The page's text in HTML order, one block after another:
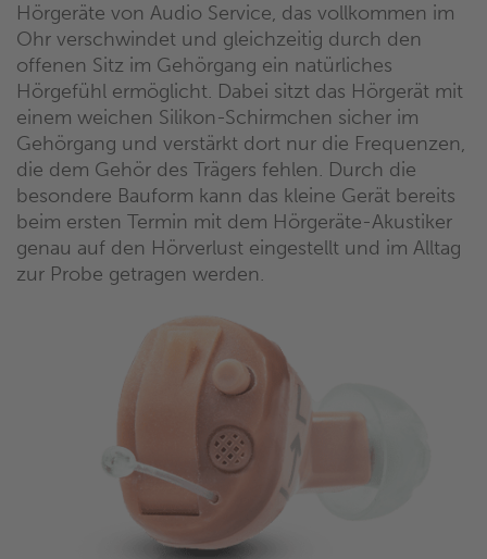
Hörgeräte von Audio Service, das vollkommen im
Ohr verschwindet und gleichzeitig durch den
offenen Sitz im Gehörgang ein natürliches
Hörgefühl ermöglicht. Dabei sitzt das Hörgerät mit
einem weichen Silikon-Schirmchen sicher im
Gehörgang und verstärkt dort nur die Frequenzen,
die dem Gehör des Trägers fehlen. Durch die
besondere Bauform kann das kleine Gerät bereits
beim ersten Termin mit dem Hörgeräte-Akustiker
genau auf den Hörverlust eingestellt und im Alltag
zur Probe getragen werden.